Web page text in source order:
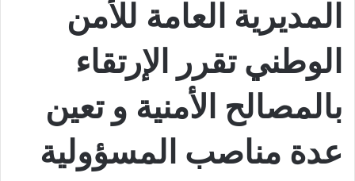
المديرية العامة للأمن
الوطني تقرر الإرتقاء
بالمصالح الأمنية و تعين
عدة مناصب المسؤولية